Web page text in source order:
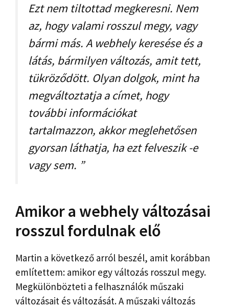
Ezt nem tiltottad megkeresni. Nem
az, hogy valami rosszul megy, vagy
bármi más. A webhely keresése és a
látás, bármilyen változás, amit tett,
tükröződött. Olyan dolgok, mint ha
megváltoztatja a címet, hogy
további információkat
tartalmazzon, akkor meglehetősen
gyorsan láthatja, ha ezt felveszik -e
vagy sem. ”
Amikor a webhely változásai
rosszul fordulnak elő
Martin a következő arról beszél, amit korábban
említettem: amikor egy változás rosszul megy.
Megkülönbözteti a felhasználók műszaki
változásait és változását. A műszaki változás